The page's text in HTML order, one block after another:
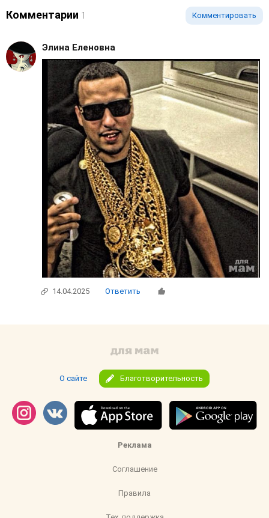
Комментарии 1 Комментировать
Элина Еленовна
14.04.2025 Ответить
О сайте Благотворительность
Реклама
Соглашение
Правила